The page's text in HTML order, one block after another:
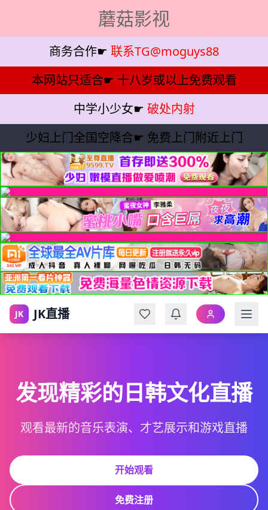
蘑菇影视
商务合作☛ 联系TG@moguys88
本网站只适合☛ 十八岁或以上免费观看
中学小少女☛ 破处内射
少妇上门全国空降合☛ 免费上门附近上门
JK JK直播
发现精彩的日韩文化直播
观看最新的音乐表演、才艺展示和游戏直播
开始观看
免费注册